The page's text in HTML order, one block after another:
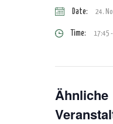
Date: 24.
Time: 17:45
Ähnliche